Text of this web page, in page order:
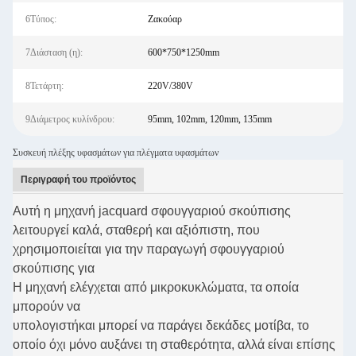
6Τύπος: Ζακούαρ
7Διάσταση (η): 600*750*1250mm
8Τετάρτη: 220V/380V
9Διάμετρος κυλίνδρου: 95mm, 102mm, 120mm, 135mm
Συσκευή πλέξης υφασμάτων για πλέγματα υφασμάτων
Περιγραφή του προϊόντος
Αυτή η μηχανή jacquard σφουγγαριού σκούπισης
λειτουργεί καλά, σταθερή και αξιόπιστη, που
χρησιμοποιείται για την παραγωγή σφουγγαριού
σκούπισης για
Η μηχανή ελέγχεται από μικροκυκλώματα, τα οποία
μπορούν να
υπολογιστήκαι μπορεί να παράγει δεκάδες μοτίβα, το
οποίο όχι μόνο αυξάνει τη σταθερότητα, αλλά είναι επίσης